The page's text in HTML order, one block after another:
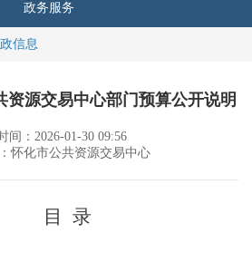
政务服务
信息
资源交易中心部门预算公开说明
间：2026-01-30 09:56
怀化市公共资源交易中心
目 录